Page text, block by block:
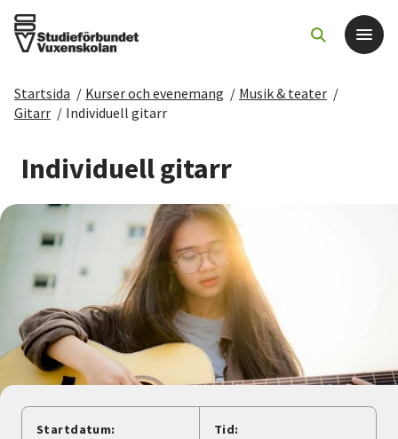
Det här gör vi
För dig som
Sök kurser och evenemang
Om SV
Starta studiecirkel
Cirkelledare
Nyheter
Startsida / Kurser och evenemang / Musik & teater /
Gitarr / Individuell gitarr
Individuell gitarr
Startdatum: Tid: